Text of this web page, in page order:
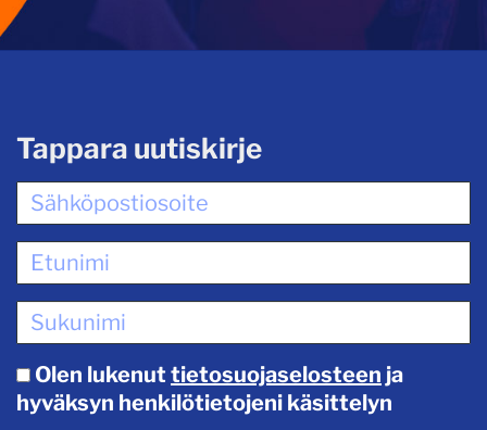
Tappara uutiskirje
Olen lukenut tietosuojaselosteen ja
hyväksyn henkilötietojeni käsittelyn